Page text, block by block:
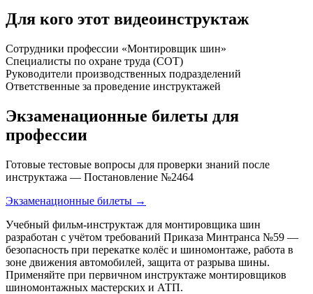
Для кого этот видеоинструктаж
Сотрудники профессии «Монтировщик шин»
Специалисты по охране труда (СОТ)
Руководители производственных подразделений
Ответственные за проведение инструктажей
Экзаменационные билеты для
профессии
Готовые тестовые вопросы для проверки знаний после
инструктажа — Постановление №2464
Экзаменационные билеты →
Учебный фильм-инструктаж для монтировщика шин
разработан с учётом требований Приказа Минтранса №59 —
безопасность при перекатке колёс и шиномонтаже, работа в
зоне движения автомобилей, защита от разрыва шины.
Применяйте при первичном инструктаже монтировщиков
шиномонтажных мастерских и АТП.